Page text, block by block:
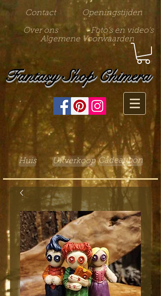
Contact Openingstijden
Over ons
Foto's en video's
Algemene Voorwaarden
Fantasy Shop Chimera
Huis Uitverkoop Cadeaubon